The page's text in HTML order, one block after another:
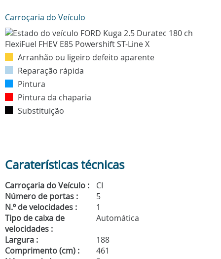
Carroçaria do Veículo
Arranhão ou ligeiro defeito aparente
Reparação rápida
Pintura
Pintura da chaparia
Substituição
Caraterísticas técnicas
Carroçaria do Veículo :
CI
Número de portas :
5
N.º de velocidades :
1
Tipo de caixa de
velocidades :
Automática
Largura :
188
Comprimento (cm) :
461